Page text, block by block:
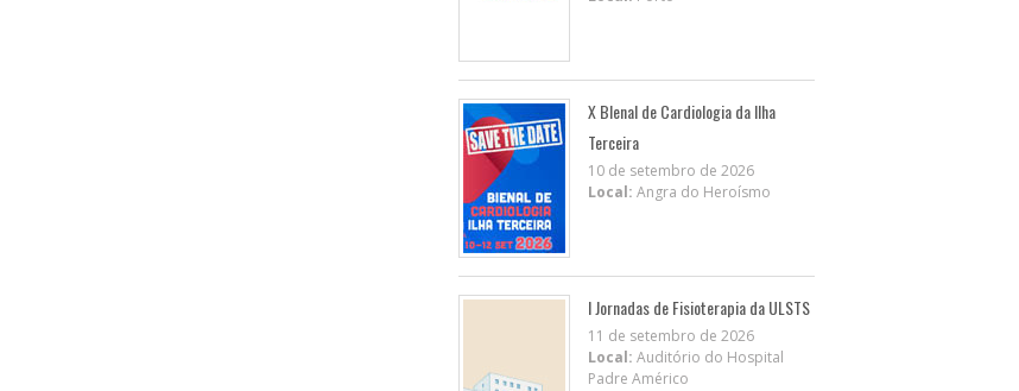
X BIenal de Cardiologia da Ilha
Terceira
10 de setembro de 2026
Local: Angra do Heroísmo
I Jornadas de Fisioterapia da ULSTS
11 de setembro de 2026
Local: Auditório do Hospital
Padre Américo